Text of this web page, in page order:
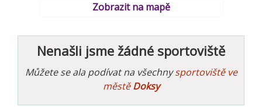
Zobrazit na mapě
Nenašli jsme žádné sportoviště
Můžete se ala podívat na všechnysportoviště ve
městěDoksy